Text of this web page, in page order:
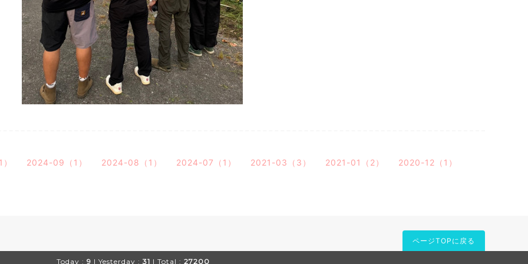
2024-09（1） 2024-08（1） 2024-07（1） 2021-03（3） 2021-01（2） 2020-12（1）
ページTOPに戻る
Today : 9 | Yesterday : 31 | Total : 27200